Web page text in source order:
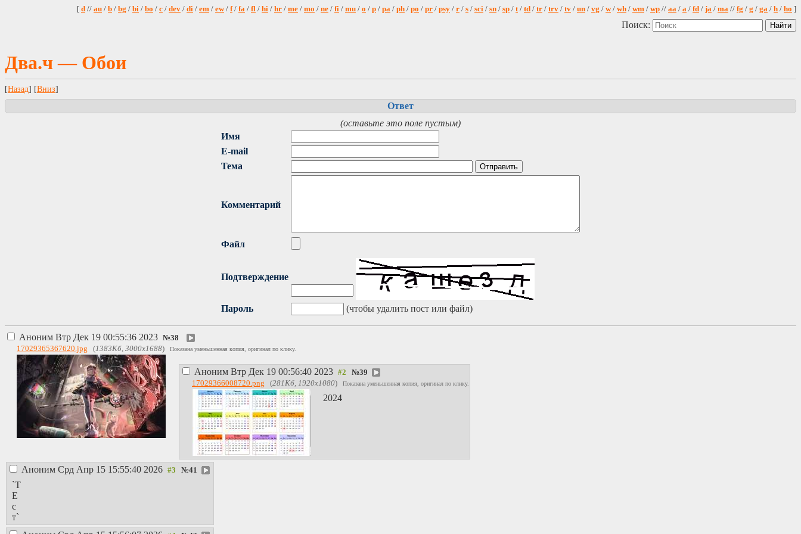
[ d // au / b / bg / bi / bo / c / dev / di / em / ew/ f/ fa / fl / hi / hr / me / mo / ne / fi / mu / o / p / pa / ph / po / pr / psy / r / s / sci / sn / sp / t/ td / tr / trv / tv / un / vg / w/ wh / wm / wp // aa / a / fd / ja / ma // fg / g / ga / h / ho ]
Поиск:
Два.ч — Обои
[Назад] [Вниз]
Ответ
(оставьте это поле пустым)
Имя
E-mail
Тема
Комментарий
Файл
Подтверждение
Пароль (чтобы удалить пост или файл)
Аноним Втр Дек 19 00:55:36 2023 №38
17029365367620.jpg (1383Кб, 3000x1688) Показана уменьшенная копия, оригинал по клику.
Аноним Втр Дек 19 00:56:40 2023 №39
17029366008720.png (281Кб, 1920x1080) Показана уменьшенная копия, оригинал по клику.
2024
Аноним Срд Апр 15 15:55:40 2026 №41
`Т
Е
с
т`